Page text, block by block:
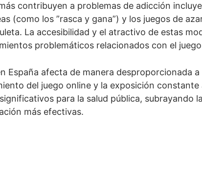
contribuyen a problemas de adicción
(como los ”rasca y gana”) y los juegos de
La accesibilidad y el atractivo de estas
problemáticos relacionados con el
España afecta de manera desproporcionada
del juego online y la exposición constante
para la salud pública, subrayando
más efectivas.